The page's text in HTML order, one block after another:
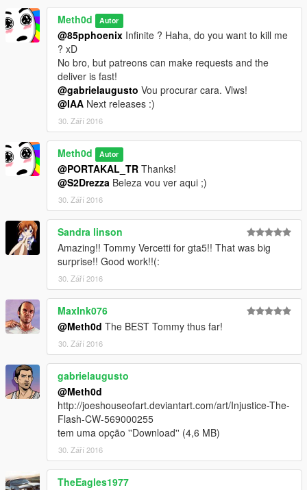
Meth0d Autor
@85pphoenix Infinite ? Haha, do you want to kill me
? xD
No bro, but patreons can make requests and the
deliver is fast!
@gabrielaugusto Vou procurar cara. Vlws!
@IAA Next releases :)
30. Září 2016
Meth0d Autor
@PORTAKAL_TR Thanks!
@S2Drezza Beleza vou ver aqui ;)
30. Září 2016
Sandra linson
Amazing!! Tommy Vercetti for gta5!! That was big
surprise!! Good work!!(:
30. Září 2016
MaxInk076
@Meth0d The BEST Tommy thus far!
30. Září 2016
gabrielaugusto
@Meth0d
http://joeshouseofart.deviantart.com/art/Injustice-The-
Flash-CW-569000255
tem uma opção ''Download'' (4,6 MB)
30. Září 2016
TheEagles1977